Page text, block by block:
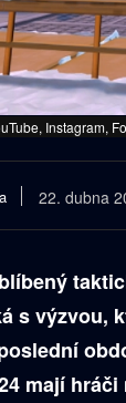
Instagram,
22. dubna
s výzvou,
mají